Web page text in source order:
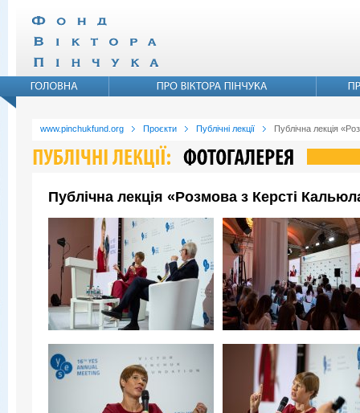
www.pinchukfund.org Проєкти Публічні лекції Публічна лекція
Публічна лекція «Розмова з Керсті